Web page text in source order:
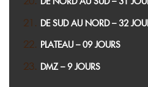
DE SUD AU NORD – 32
PLATEAU – 09 JOURS
DMZ – 9 JOURS